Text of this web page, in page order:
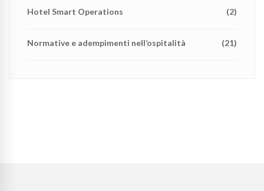
Hotel Smart Operations (2)
Normative e adempimenti nell’ospitalità (21)